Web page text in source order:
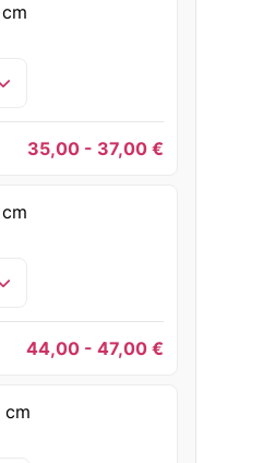
35,00 - 37,00 €
44,00 - 47,00 €